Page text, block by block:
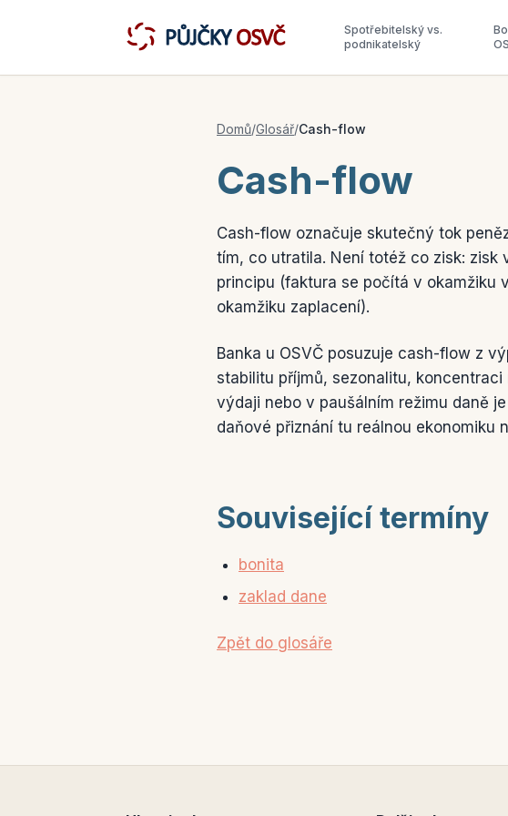
Spotřebitelský vs.
podnikatelský
Domů/Glosář/Cash-flow
Cash-flow
Cash-flow označuje skutečný tok
tím, co utratila. Není totéž co zisk:
principu (faktura se počítá v
okamžiku zaplacení).
Banka u OSVČ posuzuje cash-flow z
stabilitu příjmů, sezonalitu,
výdaji nebo v paušálním režimu daně
daňové přiznání tu reálnou ekonomiku
Související termíny
bonita
zaklad dane
Zpět do glosáře